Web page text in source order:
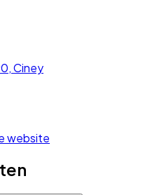
Ciney
website